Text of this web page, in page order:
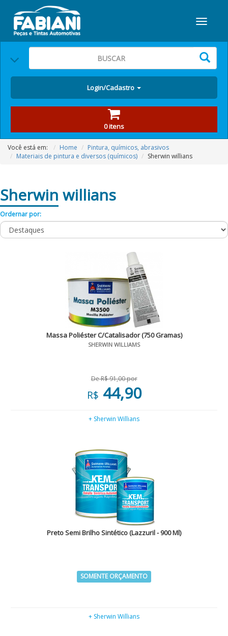
Login/Cadastro
0 itens
Você está em: Home
Pintura, químicos, abrasivos
Materiais de pintura e diversos (químicos)
Sherwin willians
Sherwin willians
Ordernar por:
Massa Poliéster C/Catalisador (750 Gramas)
SHERWIN WILLIAMS
De R$ 91,00 por
R$ 44,90
+ Sherwin Willians
Preto Semi Brilho Sintético (Lazzuril - 900 Ml)
SOMENTE ORÇAMENTO
+ Sherwin Willians